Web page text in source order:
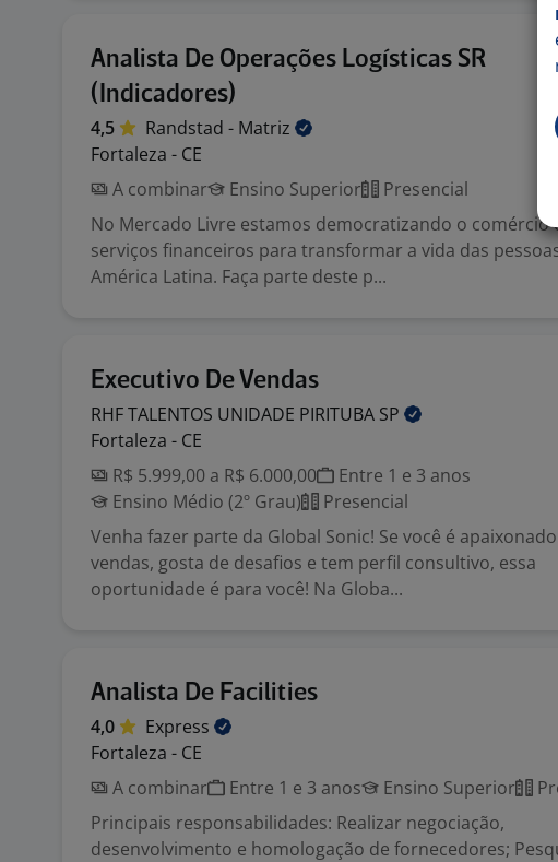
Analista De Operações Logísticas SR
(Indicadores)
4,5 Randstad - Matriz
Fortaleza - CE
A combinar
Ensino Superior
Presencial
No Mercado Livre estamos democratizando o comércio
serviços financeiros para transformar a vida das
América Latina. Faça parte deste p...
Executivo De Vendas
RHF TALENTOS UNIDADE PIRITUBA SP
Fortaleza - CE
R$ 5.999,00 a R$ 6.000,00
Entre 1 e 3 anos
Ensino Médio (2º Grau)
Presencial
Venha fazer parte da Global Sonic! Se você é
vendas, gosta de desafios e tem perfil consultivo, essa
oportunidade é para você! Na Globa...
Analista De Facilities
4,0
Express
Fortaleza - CE
A combinar
Entre 1 e 3 anos Ensino Superior
Principais responsabilidades: Realizar negociação,
desenvolvimento e homologação de fornecedores;